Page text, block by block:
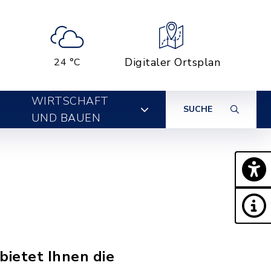
24 °C Digitaler Ortsplan
WIRTSCHAFT
UND BAUEN
SUCHE
Ihnen die